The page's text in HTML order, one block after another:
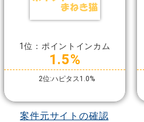
1位：ポイントインカム
1.5%
2位:ハピタス1.0%
案件元サイトの確認